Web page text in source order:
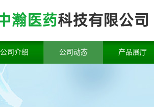
公司介绍 公司动态 产品展厅